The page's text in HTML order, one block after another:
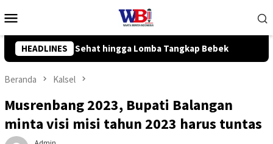
ke
Mobile
HEADLINES
Bebek Komisi III DPRD Tanah Bumbu Ajukan 5 Usulan
Beranda Kalsel
Musrenbang 2023, Bupati Balangan
minta visi misi tahun 2023 harus tuntas